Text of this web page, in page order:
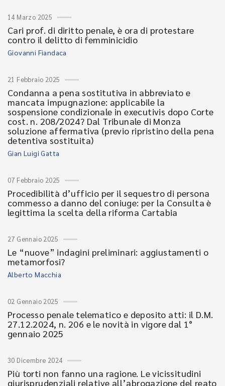
14 Marzo 2025
Cari prof. di diritto penale, è ora di protestare
contro il delitto di femminicidio
Giovanni Fiandaca
21 Febbraio 2025
Condanna a pena sostitutiva in abbreviato e
mancata impugnazione: applicabile la
sospensione condizionale in executivis dopo Corte
cost. n. 208/2024? Dal Tribunale di Monza
soluzione affermativa (previo ripristino della pena
detentiva sostituita)
Gian Luigi Gatta
07 Febbraio 2025
Procedibilità d’ufficio per il sequestro di persona
commesso a danno del coniuge: per la Consulta è
legittima la scelta della riforma Cartabia
27 Gennaio 2025
Le “nuove” indagini preliminari: aggiustamenti o
metamorfosi?
Alberto Macchia
02 Gennaio 2025
Processo penale telematico e deposito atti: il D.M.
27.12.2024, n. 206 e le novità in vigore dal 1°
gennaio 2025
30 Dicembre 2024
Più torti non fanno una ragione. Le vicissitudini
giurisprudenziali relative all’abrogazione del reato